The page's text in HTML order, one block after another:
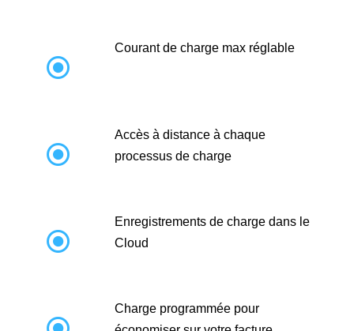

Courant de charge max réglable

Accès à distance à chaque
processus de charge

Enregistrements de charge dans le
Cloud
Charge programmée pour